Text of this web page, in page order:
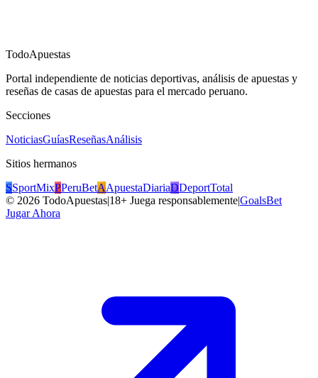
TodoApuestas
Portal independiente de noticias deportivas, análisis de apuestas y
reseñas de casas de apuestas para el mercado peruano.
Secciones
NoticiasGuíasReseñasAnálisis
Sitios hermanos
SSportMixPPeruBetAApuestaDiariaDDeportTotal
© 2026 TodoApuestas|18+ Juega responsablemente|GoalsBet
Jugar Ahora